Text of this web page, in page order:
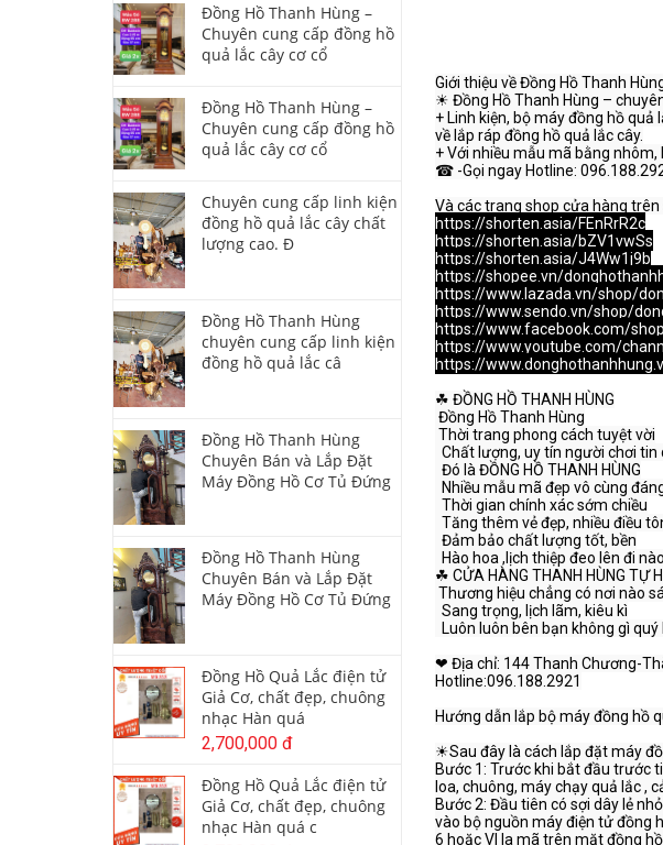
Giới thiệu về Đồng Hồ Thanh
☀ Đồng Hồ Thanh Hùng –
+ Linh kiện, bộ máy đồng hồ
về lắp ráp đồng hồ quả lắc cây.
+ Với nhiều mẫu mã bằng
☎ -Gọi ngay Hotline:
https://shorten.asia/FEnRrR2c
https://shorten.asia/bZV1vwSs
https://shorten.asia/J4Ww1j9b
https://shopee.vn/
https://www.lazada.vn/shop/
https://www.sendo.vn/shop/
https://www.facebook.com/
https://www.youtube.com/
https://
☘ ĐỒNG HỒ THANH HÙNG
☘ CỬA HÀNG THANH HÙNG TỰ
❤ Địa chỉ: 144 Thanh Chương-
Hotline:096.188.2921
Hướng dẫn lắp bộ máy đồng hồ
☀Sau đây là cách lắp đặt máy
Bước 1: Trước khi bắt đầu trước
loa, chuông, máy chạy quả lắc ,
Bước 2: Đầu tiên có sợi dây lẻ
vào bộ nguồn máy điện tử đồng
6 hoặc VI la mã trên mặt đồng hồ
Đồng Hồ Thanh Hùng –
Chuyên cung cấp đồng hồ
quả lắc cây cơ cổ
Đồng Hồ Thanh Hùng –
Chuyên cung cấp đồng hồ
quả lắc cây cơ cổ
Chuyên cung cấp linh kiện
đồng hồ quả lắc cây chất
lượng cao. Đ
Đồng Hồ Thanh Hùng
chuyên cung cấp linh kiện
đồng hồ quả lắc câ
Đồng Hồ Thanh Hùng
Chuyên Bán và Lắp Đặt
Máy Đồng Hồ Cơ Tủ Đứng
Đồng Hồ Thanh Hùng
Chuyên Bán và Lắp Đặt
Máy Đồng Hồ Cơ Tủ Đứng
Đồng Hồ Quả Lắc điện tử
Giả Cơ, chất đẹp, chuông
nhạc Hàn quá
2,700,000 đ
Đồng Hồ Quả Lắc điện tử
Giả Cơ, chất đẹp, chuông
nhạc Hàn quá c